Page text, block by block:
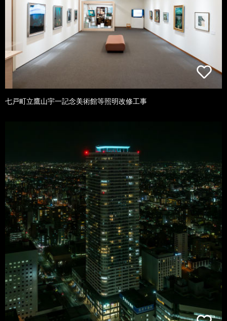
七戸町立鷹山宇一記念美術館等照明改修工事